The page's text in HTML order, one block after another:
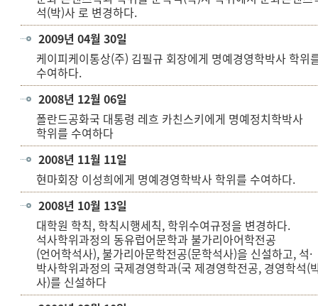
석(박)사 로 변경하다.
2009년 04월 30일
케이피케이통상(주) 김필규 회장에게 명예경영학박사 학위
수여하다.
2008년 12월 06일
폴란드공화국 대통령 레흐 카친스키에게 명예정치학박사
학위를 수여하다
2008년 11월 11일
현마회장 이성희에게 명예경영학박사 학위를 수여하다.
2008년 10월 13일
대학원 학칙, 학칙시행세칙, 학위수여규정을 변경하다.
석사학위과정의 동유럽어문학과 불가리아어학전공
(언어학석사), 불가리아문학전공(문학석사)을 신설하고, 석·
박사학위과정의 국제경영학과(국 제경영학전공, 경영학석(
사)를 신설하다